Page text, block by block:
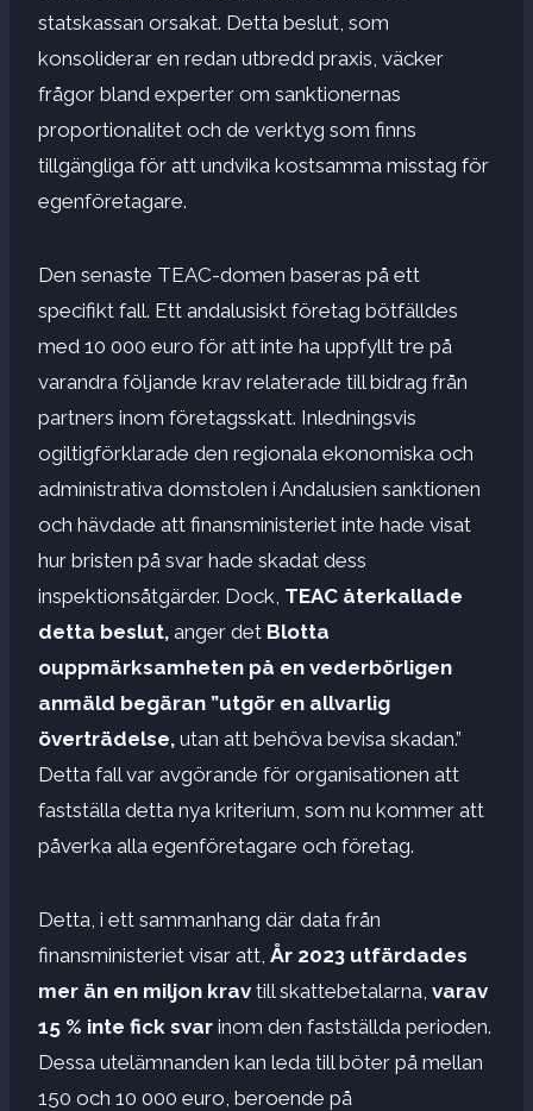
statskassan orsakat. Detta beslut, som
konsoliderar en redan utbredd praxis, väcker
frågor bland experter om sanktionernas
proportionalitet och de verktyg som finns
tillgängliga för att undvika kostsamma misstag för
egenföretagare.
Den senaste TEAC-domen baseras på ett
specifikt fall. Ett andalusiskt företag bötfälldes
med 10 000 euro för att inte ha uppfyllt tre på
varandra följande krav relaterade till bidrag från
partners inom företagsskatt. Inledningsvis
ogiltigförklarade den regionala ekonomiska och
administrativa domstolen i Andalusien sanktionen
och hävdade att finansministeriet inte hade visat
hur bristen på svar hade skadat dess
inspektionsåtgärder. Dock, TEAC återkallade
detta beslut, anger det Blotta
ouppmärksamheten på en vederbörligen
anmäld begäran ”utgör en allvarlig
överträdelse, utan att behöva bevisa skadan.”
Detta fall var avgörande för organisationen att
fastställa detta nya kriterium, som nu kommer att
påverka alla egenföretagare och företag.
Detta, i ett sammanhang där data från
finansministeriet visar att, År 2023 utfärdades
mer än en miljon krav till skattebetalarna, varav
15 % inte fick svar inom den fastställda perioden.
Dessa utelämnanden kan leda till böter på mellan
150 och 10 000 euro, beroende på